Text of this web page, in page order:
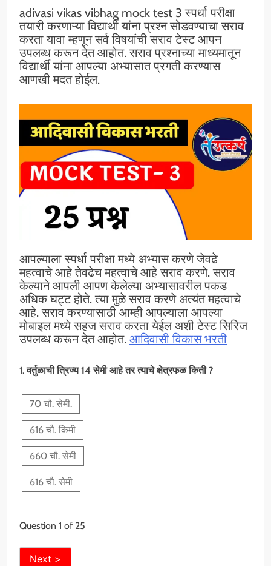
adivasi vikas vibhag mock test 3 स्पर्धा परीक्षा
तयारी करणाऱ्या विद्यार्थी यांना प्रश्न सोडवण्याचा सराव
करता यावा म्हणून सर्व विषयांची सराव टेस्ट आपन
उपलब्ध करून देत आहोत. सराव प्रश्नाच्या माध्यमातून
विद्यार्थी यांना आपल्या अभ्यासात प्रगती करण्यास
आणखी मदत होईल.
आपल्याला स्पर्धा परीक्षा मध्ये अभ्यास करणे जेवढे
महत्वाचे आहे तेवढेच महत्वाचे आहे सराव करणे. सराव
केल्याने आपली आपण केलेल्या अभ्यासावरील पकड
अधिक घट्ट होते. त्या मुळे सराव करणे अत्यंत महत्वाचे
आहे. सराव करण्यासाठी आम्ही आपल्याला आपल्या
मोबाइल मध्ये सहज सराव करता येईल अशी टेस्ट सिरिज
उपलब्ध करून देत आहोत. आदिवासी विकास भरती
1.वर्तुळाची त्रिज्य 14 सेमी आहे तर त्याचे क्षेत्रफळ किती ?
70 चौ. सेमी.
616 चौ. किमी
660 चौ. सेमी
616 चौ. सेमी
Question 1 of 25